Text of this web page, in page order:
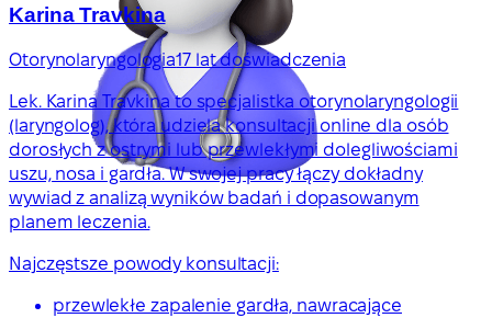
Karina Travkina
Otorynolaryngologia17 lat doświadczenia
Lek. Karina Travkina to specjalistka otorynolaryngologii
(laryngolog), która udziela konsultacji online dla osób
dorosłych z ostrymi lub przewlekłymi dolegliwościami
uszu, nosa i gardła. W swojej pracy łączy dokładny
wywiad z analizą wyników badań i dopasowanym
planem leczenia.
Najczęstsze powody konsultacji:
przewlekłe zapalenie gardła, nawracające